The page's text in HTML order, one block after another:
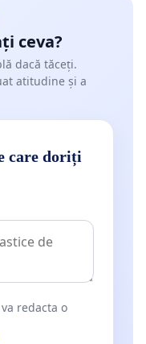
ceva?
dacă tăceți.
atitudine și a
care doriți
redacta o